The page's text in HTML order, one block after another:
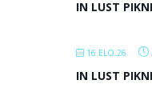
IN LUST
16.ELO.26
IN LUST